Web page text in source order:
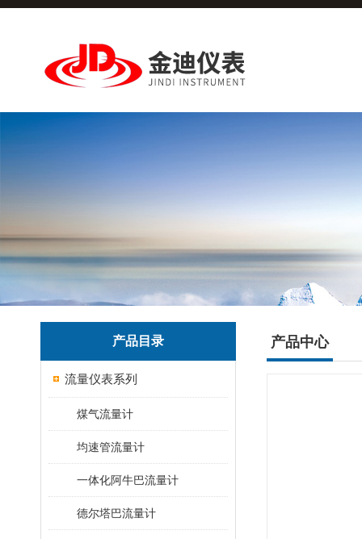
产品目录
流量仪表系列
煤气流量计
均速管流量计
一体化阿牛巴流量计
德尔塔巴流量计
产品中心